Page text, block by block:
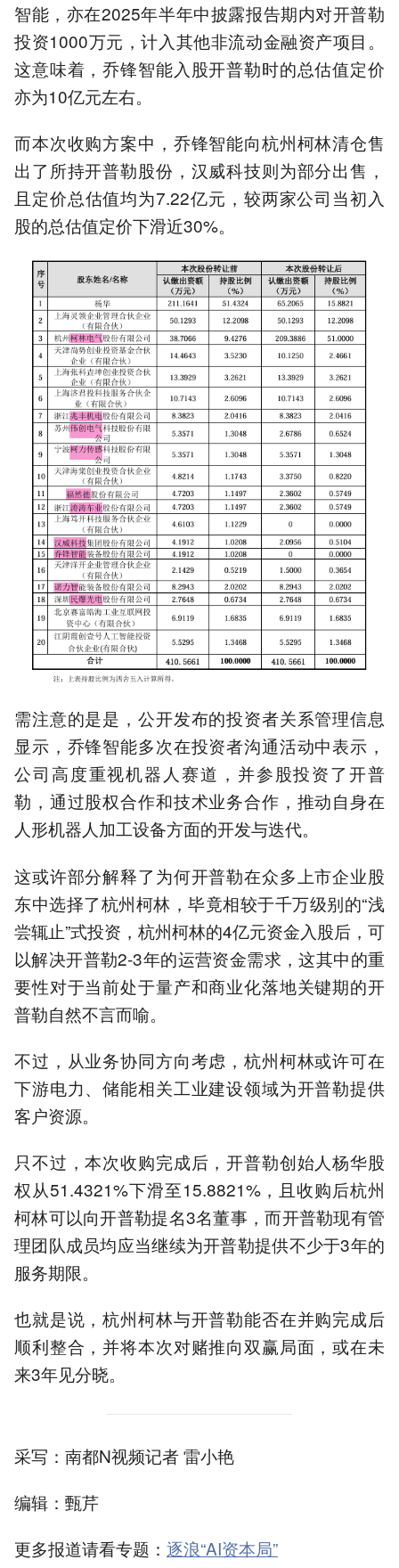
智能，亦在2025年半年中披露报告期内对开普勒
投资1000万元，计入其他非流动金融资产项目。
这意味着，乔锋智能入股开普勒时的总估值定价
亦为10亿元左右。
而本次收购方案中，乔锋智能向杭州柯林清仓售
出了所持开普勒股份，汉威科技则为部分出售，
且定价总估值均为7.22亿元，较两家公司当初入
股的总估值定价下滑近30%。
需注意的是是，公开发布的投资者关系管理信息
显示，乔锋智能多次在投资者沟通活动中表示，
公司高度重视机器人赛道，并参股投资了开普
勒，通过股权合作和技术业务合作，推动自身在
人形机器人加工设备方面的开发与迭代。
这或许部分解释了为何开普勒在众多上市企业股
东中选择了杭州柯林，毕竟相较于千万级别的“浅
尝辄止”式投资，杭州柯林的4亿元资金入股后，可
以解决开普勒2-3年的运营资金需求，这其中的重
要性对于当前处于量产和商业化落地关键期的开
普勒自然不言而喻。
不过，从业务协同方向考虑，杭州柯林或许可在
下游电力、储能相关工业建设领域为开普勒提供
客户资源。
只不过，本次收购完成后，开普勒创始人杨华股
权从51.4321%下滑至15.8821%，且收购后杭州
柯林可以向开普勒提名3名董事，而开普勒现有管
理团队成员均应当继续为开普勒提供不少于3年的
服务期限。
也就是说，杭州柯林与开普勒能否在并购完成后
顺利整合，并将本次对赌推向双赢局面，或在未
来3年见分晓。
采写：南都N视频记者 雷小艳
编辑：甄芹
更多报道请看专题： 逐浪“AI资本局”